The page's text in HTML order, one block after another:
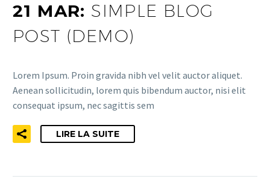
21 MAR: SIMPLE BLOG
POST (DEMO)
Lorem Ipsum. Proin gravida nibh vel velit auctor aliquet.
Aenean sollicitudin, lorem quis bibendum auctor, nisi elit
consequat ipsum, nec sagittis sem
LIRE LA SUITE